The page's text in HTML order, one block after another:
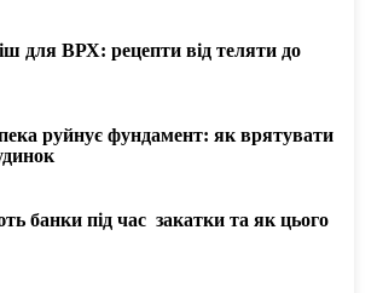
для ВРХ: рецепти від теляти до
руйнує фундамент: як врятувати
банки під час закатки та як цього